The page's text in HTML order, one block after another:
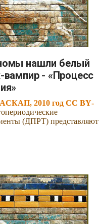
нашли белый
вампир - «Процесс
2010 год CC BY-
(ДПРТ) представляют